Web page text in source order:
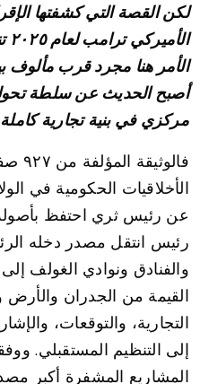
لكن القصة التي كشفتها
الأمر هنا مجرد قرب مألوف
أصبح الحديث عن سلطة
مركزي في بنية تجارية
الأخلاقيات الحكومية في
عن رئيس ثري احتفظ
رئيس انتقل مصدر دخله
والفنادق ونوادي الغولف
القيمة من الجدران والأرض
التجارية، والتوقعات،
إلى التنظيم المستقبلي.
المشاريع المشفرة أكبر